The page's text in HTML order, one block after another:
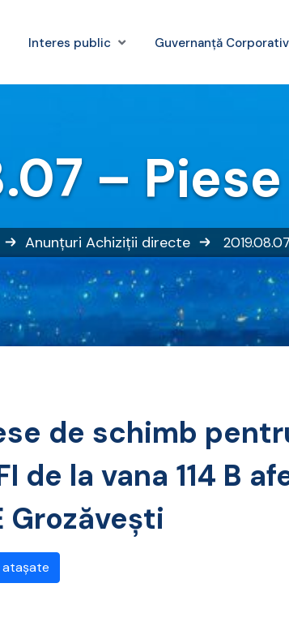
Interes public Guvernanță
–
Anunțuri Achiziții directe
de schimb
de la vana 114 B
Grozăveşti
atașate